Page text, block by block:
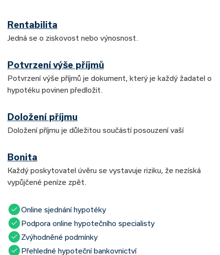
Rentabilita
Jedná se o ziskovost nebo výnosnost.
Potvrzení výše příjmů
Potvrzení výše příjmů je dokument, který je každý žadatel o
hypotéku povinen předložit.
Doložení příjmu
Doložení příjmu je důležitou součástí posouzení vaší
Bonita
Každý poskytovatel úvěru se vystavuje riziku, že nezíská
vypůjčené peníze zpět.
Online sjednání hypotéky
Podpora online hypotečního specialisty
Zvýhodněné podmínky
Přehledné hypoteční bankovnictví